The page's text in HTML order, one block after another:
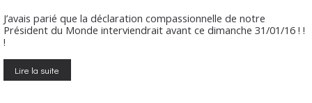
J’avais parié que la déclaration compassionnelle de notre
Président du Monde interviendrait avant ce dimanche 31/01/16 ! !
!
Lire la suite